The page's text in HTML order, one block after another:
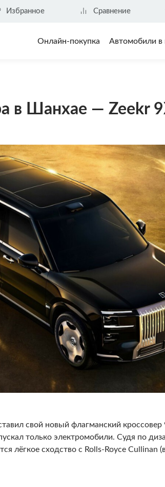
Избранное Сравнение
Онлайн-покупка Автомобили в
в Шанхае — Zeekr
свой новый флагманский кроссовер
только электромобили. Судя по
лёгкое сходство с Rolls-Royce Cullinan